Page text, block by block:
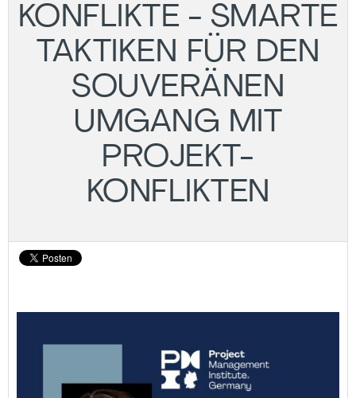
ONFLIKTE - SMARTE T
AKTIKEN FÜR DEN S
OUVERÄNEN U
MGANG MIT P
ROJEKT-K
ONFLIKTEN